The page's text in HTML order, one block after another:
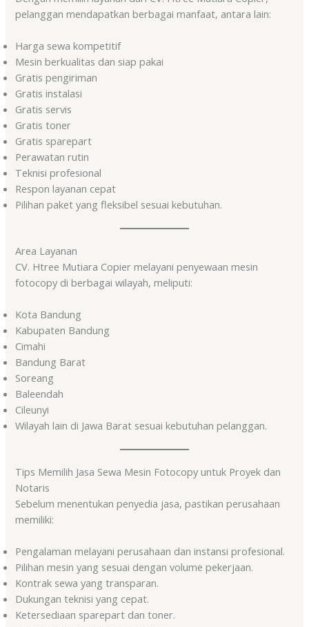
pelanggan mendapatkan berbagai manfaat, antara lain:
Harga sewa kompetitif
Mesin berkualitas dan siap pakai
Gratis pengiriman
Gratis instalasi
Gratis servis
Gratis toner
Gratis sparepart
Perawatan rutin
Teknisi profesional
Respon layanan cepat
Pilihan paket yang fleksibel sesuai kebutuhan.
Area Layanan
CV. Htree Mutiara Copier melayani penyewaan mesin
fotocopy di berbagai wilayah, meliputi:
Kota Bandung
Kabupaten Bandung
Cimahi
Bandung Barat
Soreang
Baleendah
Cileunyi
Wilayah lain di Jawa Barat sesuai kebutuhan pelanggan.
Tips Memilih Jasa Sewa Mesin Fotocopy untuk Proyek dan
Notaris
Sebelum menentukan penyedia jasa, pastikan perusahaan
memiliki:
Pengalaman melayani perusahaan dan instansi profesional.
Pilihan mesin yang sesuai dengan volume pekerjaan.
Kontrak sewa yang transparan.
Dukungan teknisi yang cepat.
Ketersediaan sparepart dan toner.